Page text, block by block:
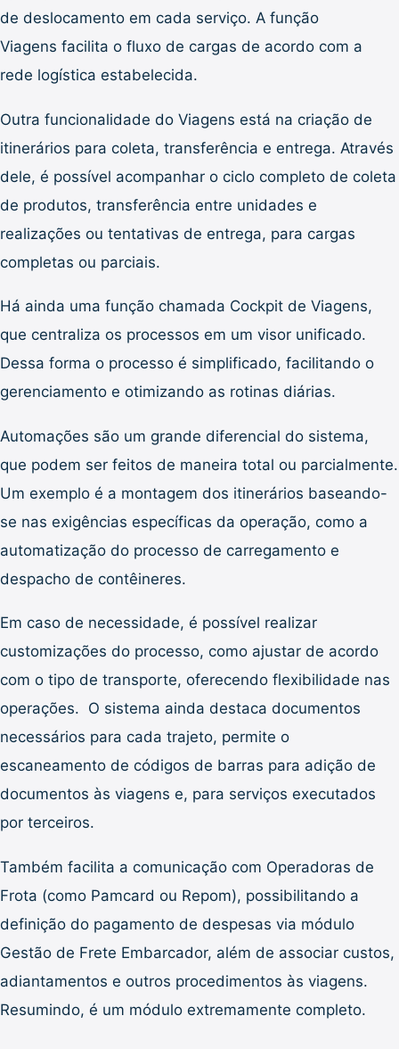
de deslocamento em cada serviço. A função
Viagens facilita o fluxo de cargas de acordo com a
rede logística estabelecida.
Outra funcionalidade do Viagens está na criação de
itinerários para coleta, transferência e entrega. Através
dele, é possível acompanhar o ciclo completo de coleta
de produtos, transferência entre unidades e
realizações ou tentativas de entrega, para cargas
completas ou parciais.
Há ainda uma função chamada Cockpit de Viagens,
que centraliza os processos em um visor unificado.
Dessa forma o processo é simplificado, facilitando o
gerenciamento e otimizando as rotinas diárias.
Automações são um grande diferencial do sistema,
que podem ser feitos de maneira total ou parcialmente.
Um exemplo é a montagem dos itinerários baseando-
se nas exigências específicas da operação, como a
automatização do processo de carregamento e
despacho de contêineres.
Em caso de necessidade, é possível realizar
customizações do processo, como ajustar de acordo
com o tipo de transporte, oferecendo flexibilidade nas
operações. O sistema ainda destaca documentos
necessários para cada trajeto, permite o
escaneamento de códigos de barras para adição de
documentos às viagens e, para serviços executados
por terceiros.
Também facilita a comunicação com Operadoras de
Frota (como Pamcard ou Repom), possibilitando a
definição do pagamento de despesas via módulo
Gestão de Frete Embarcador, além de associar custos,
adiantamentos e outros procedimentos às viagens.
Resumindo, é um módulo extremamente completo.